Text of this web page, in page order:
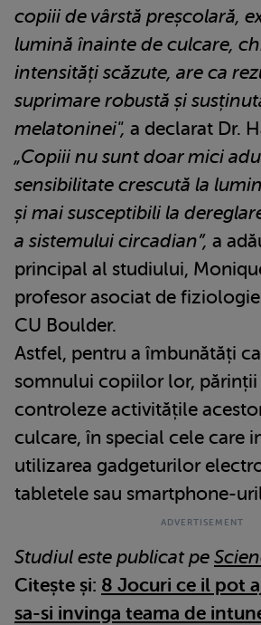
copiii de vârstă preșcolară,
lumină înainte de culcare,
intensități scăzute, are ca
suprimare robustă și
melatoninei", a declarat Dr.
„Copiii nu sunt doar mici
sensibilitate crescută la
și mai susceptibili la
a sistemului circadian”, a
principal al studiului,
profesor asociat de
CU Boulder.
Astfel, pentru a îmbunătăți
somnului copiilor lor, părinții
controleze activitățile
culcare, în special cele care
utilizarea gadgeturilor
tabletele sau smartphone-
Studiul este publicat pe
Citește și: 8 Jocuri ce il pot
sa-si invinga teama de